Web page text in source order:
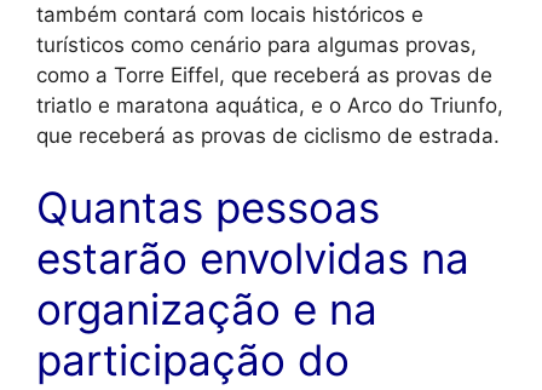
também contará com locais históricos e
turísticos como cenário para algumas provas,
como a Torre Eiffel, que receberá as provas de
triatlo e maratona aquática, e o Arco do Triunfo,
que receberá as provas de ciclismo de estrada.
Quantas pessoas
estarão envolvidas na
organização e na
participação do